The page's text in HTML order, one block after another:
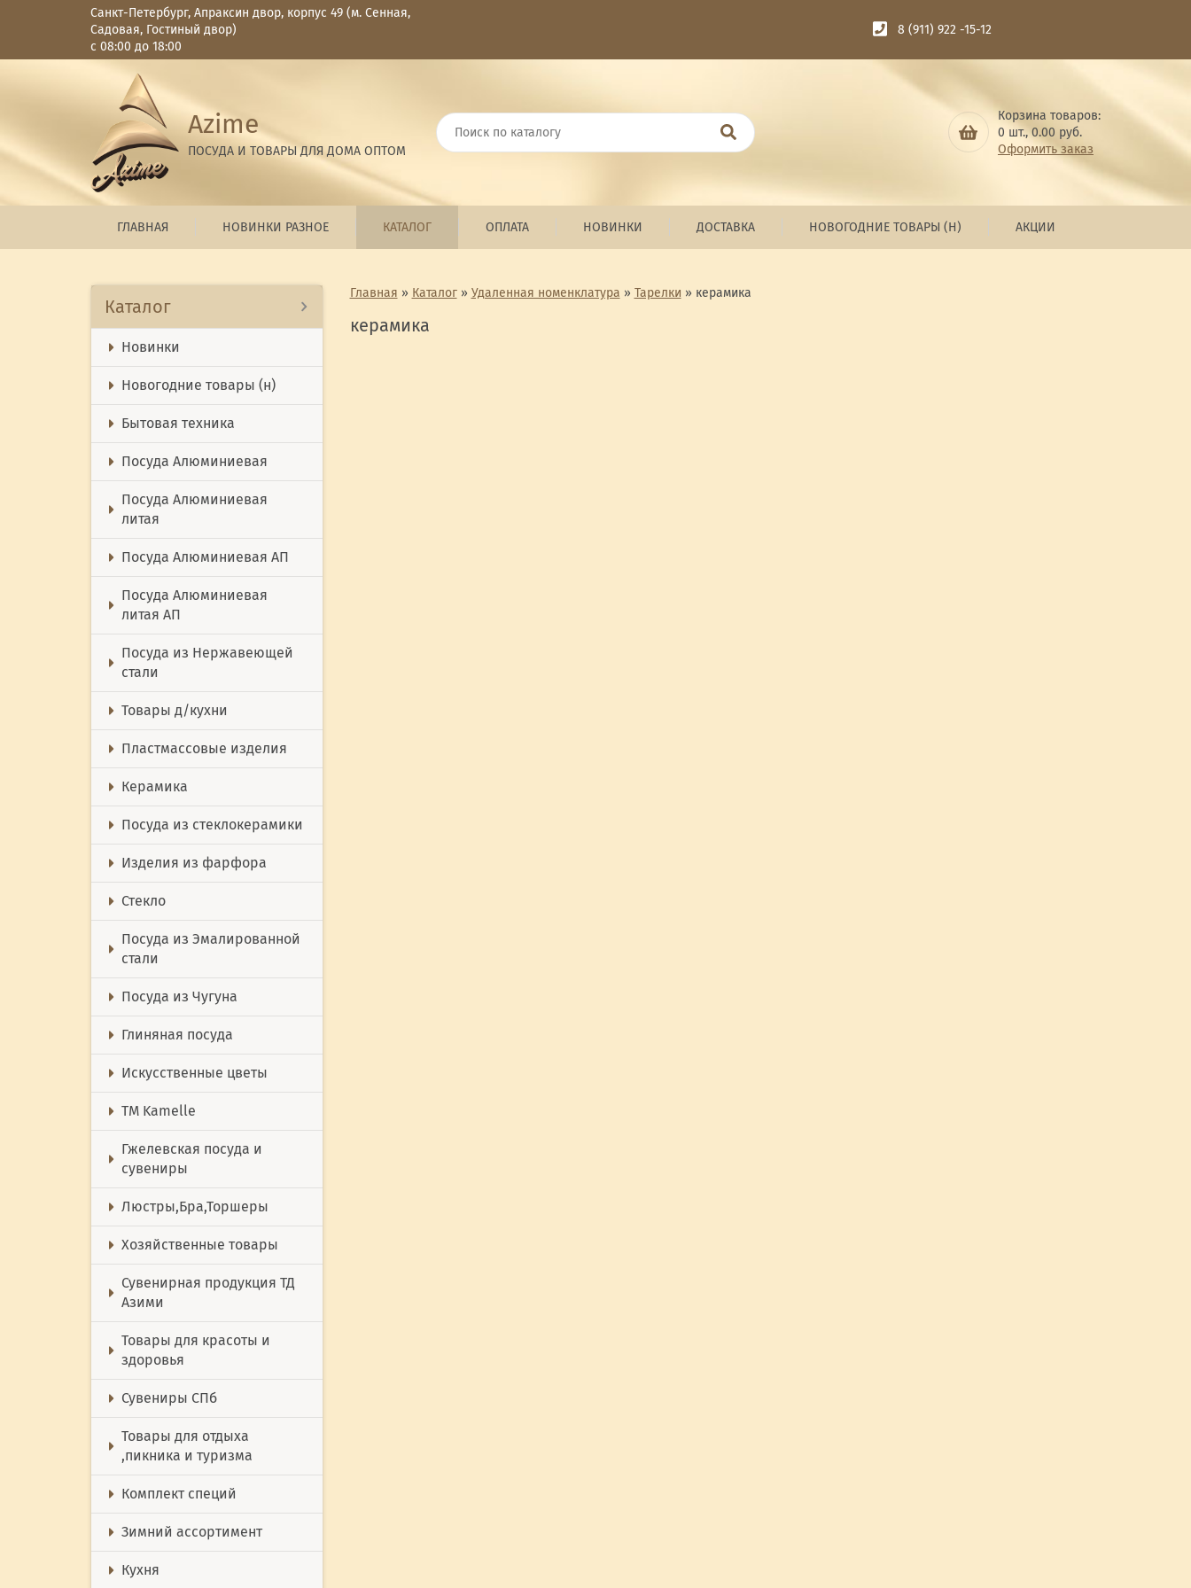
Санкт-Петербург, Апраксин двор, корпус 49 (м. Сенная,
Садовая, Гостиный двор)
с 08:00 до 18:00
8 (911) 922 -15-12
Azime
ПОСУДА И ТОВАРЫ ДЛЯ ДОМА ОПТОМ
Корзина товаров:
0 шт.,0.00 руб.
Оформить заказ
ГЛАВНАЯ НОВИНКИ РАЗНОЕ КАТАЛОГ ОПЛАТА НОВИНКИ ДОСТАВКА НОВОГОДНИЕ ТОВАРЫ (Н) АКЦИИ
Каталог
Новинки
Новогодние товары (н)
Бытовая техника
Посуда Алюминиевая
Посуда Алюминиевая
литая
Посуда Алюминиевая АП
Посуда Алюминиевая
литая АП
Посуда из Нержавеющей
стали
Товары д/кухни
Пластмассовые изделия
Керамика
Посуда из стеклокерамики
Изделия из фарфора
Стекло
Посуда из Эмалированной
стали
Посуда из Чугуна
Глиняная посуда
Искусственные цветы
ТМ Kamelle
Гжелевская посуда и
сувениры
Люстры,Бра,Торшеры
Хозяйственные товары
Сувенирная продукция ТД
Азими
Товары для красоты и
здоровья
Сувениры СПб
Товары для отдыха
,пикника и туризма
Комплект специй
Зимний ассортимент
Кухня
Главная » Каталог» Удаленная номенклатура » Тарелки » керамика
керамика